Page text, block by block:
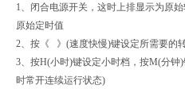
1、闭合电源开关，这时上排显示为原
原始定时值
2、按《 》(速度快慢)键设定所需要的转
3、按H(小时)键设定小时档，按M(分钟
时常开连续运行状态)